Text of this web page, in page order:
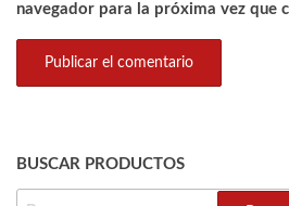
navegador para la próxima vez que
BUSCAR PRODUCTOS
BUSCAR: